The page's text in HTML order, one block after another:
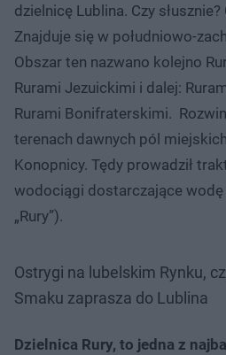
dzielnicę Lublina. Czy
Znajduje się w południowo-
Obszar ten nazwano kolejno
Rurami Jezuickimi i dalej:
Rurami Bonifraterskimi.
terenach dawnych pól
Konopnicy. Tędy prowadził
wodociągi dostarczające
„Rury”).
Ostrygi na lubelskim Rynku,
Smaku zaprasza do Lublina
Dzielnica Rury, to jedna z